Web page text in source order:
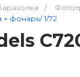
/
+ фонарь/ 1/72